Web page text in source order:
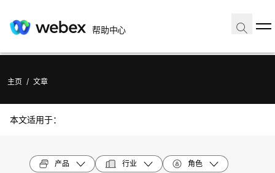
帮助中心
主页 / 文章
本文适用于：
产品 行业 角色